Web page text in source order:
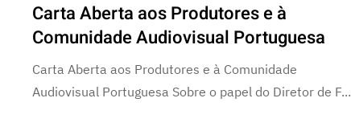
Carta Aberta aos Produtores e à
Comunidade Audiovisual Portuguesa
Carta Aberta aos Produtores e à Comunidade
Audiovisual Portuguesa Sobre o papel do Diretor de F...